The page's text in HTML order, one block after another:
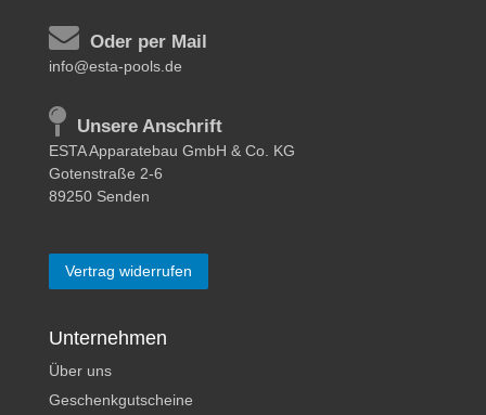
Oder per Mail
info@esta-pools.de
Unsere Anschrift
ESTA Apparatebau GmbH & Co. KG
Gotenstraße 2-6
89250 Senden
Vertrag widerrufen
Unternehmen
Über uns
Geschenkgutscheine